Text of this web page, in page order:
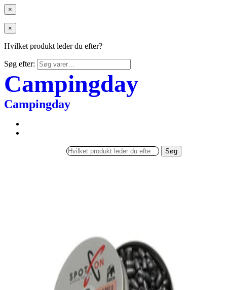
×
×
Hvilket produkt leder du efter?
Søg efter:
Campingday
Campingday
Søg